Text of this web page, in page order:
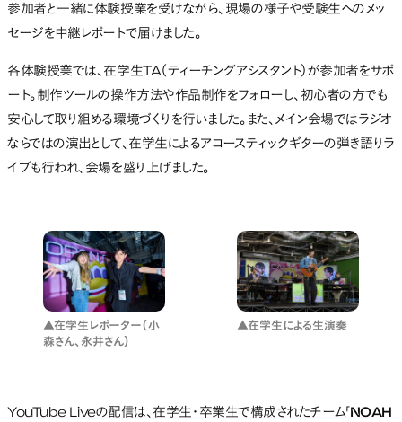
参加者と一緒に体験授業を受けながら、現場の様子や受験生へのメッ
セージを中継レポートで届けました。
各体験授業では、在学生TA（ティーチングアシスタント）が参加者をサポ
ート。制作ツールの操作方法や作品制作をフォローし、初心者の方でも
安心して取り組める環境づくりを行いました。また、メイン会場ではラジオ
ならではの演出として、在学生によるアコースティックギターの弾き語りラ
イブも行われ、会場を盛り上げました。
▲在学生レポーター（小
森さん、永井さん）
▲在学生による生演奏
YouTube Liveの配信は、在学生・卒業生で構成されたチーム「 NOAH